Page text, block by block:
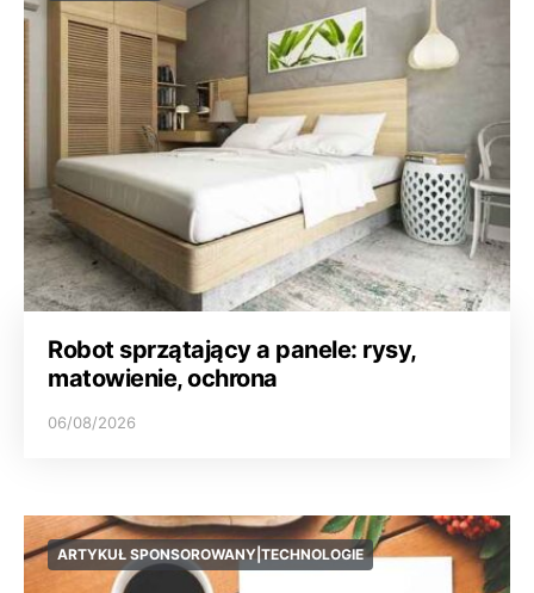
Robot sprzątający a panele: rysy,
matowienie, ochrona
06/08/2026
ARTYKUŁ SPONSOROWANY|TECHNOLOGIE